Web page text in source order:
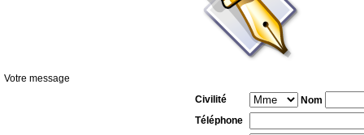
Votre message
Civilité
Nom
Téléphone